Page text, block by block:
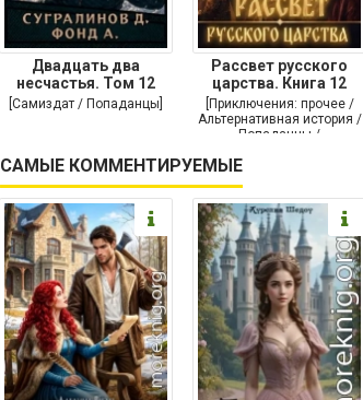
Двадцать два
несчастья. Том 12
[Самиздат / Попаданцы]
Рассвет русского
царства. Книга 12
[Приключения: прочее /
Альтернативная история /
Попаданцы /
приключения]
САМЫЕ КОММЕНТИРУЕМЫЕ